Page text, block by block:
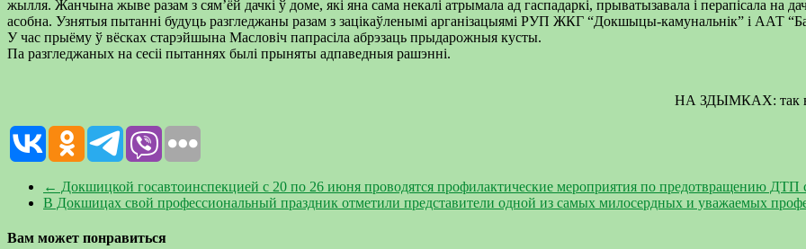
жылля. Жанчына жыве разам з сям’ёй дачкі ў доме, які яна сама некалі атрымала ад гаспадаркі, прыватызавала і перапісала на
асобна. Узнятыя пытанні будуць разгледжаны разам з зацікаўленымі арганізацыямі РУП ЖКГ “Докшыцы-камунальнік” і ААТ
У час прыёму ў вёсках старэйшына Масловіч папрасіла абрэзаць прыдарожныя кусты.
Па разгледжаных на сесіі пытаннях былі прыняты адпаведныя рашэнні.
НА ЗДЫМКАХ: так
← Докшицкой госавтоинспекцией с 20 по 26 июня проводятся профилактические мероприятия по предотвращению ДТП
В Докшицах свой профессиональный праздник отметили представители одной из самых милосердных и уважаемых
Вам может понравиться